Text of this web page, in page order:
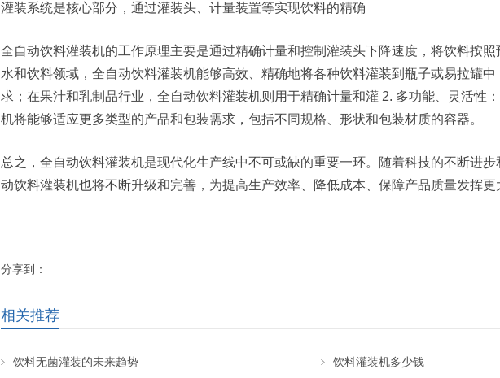
灌装系统是核心部分，通过灌装头、计量装置等实现饮料的精确
全自动饮料灌装机的工作原理主要是通过精确计量和控制灌装头下降速度，将饮料按
水和饮料领域，全自动饮料灌装机能够高效、精确地将各种饮料灌装到瓶子或易拉罐
求；在果汁和乳制品行业，全自动饮料灌装机则用于精确计量和灌 2. 多功能、灵活性
机将能够适应更多类型的产品和包装需求，包括不同规格、形状和包装材质的容器。
总之，全自动饮料灌装机是现代化生产线中不可或缺的重要一环。随着科技的不断进
动饮料灌装机也将不断升级和完善，为提高生产效率、降低成本、保障产品质量发挥更
分享到：
相关推荐
饮料无菌灌装的未来趋势
饮料灌装机多少钱